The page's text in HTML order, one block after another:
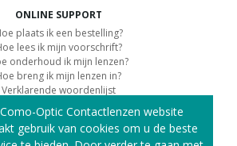
ONLINE SUPPORT
plaats ik een bestelling?
lees ik mijn voorschrift?
onderhoud ik mijn lenzen?
breng ik mijn lenzen in?
Verklarende woordenlijst
KLANTENSERVICE
over de levering
Optic Contactlenzen website
gebruik van cookies om u de beste